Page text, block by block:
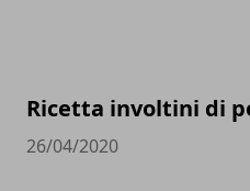
Ricetta involtini di
26/04/2020